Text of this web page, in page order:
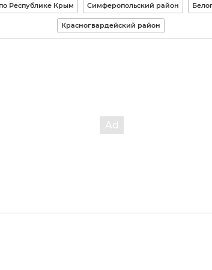
Республике Крым Симферопольский район
Красногвардейский район